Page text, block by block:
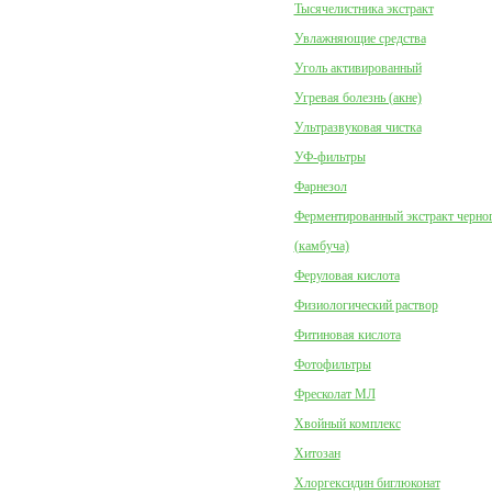
Тысячелистника экстракт
Увлажняющие средства
Уголь активированный
Угревая болезнь (акне)
Ультразвуковая чистка
УФ-фильтры
Фарнезол
Ферментированный экстракт
(камбуча)
Феруловая кислота
Физиологический раствор
Фитиновая кислота
Фотофильтры
Фресколат МЛ
Хвойный комплекс
Хитозан
Хлоргексидин биглюконат